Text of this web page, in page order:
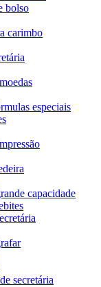
bolso
carimbo
especiais
capacidade
secretária